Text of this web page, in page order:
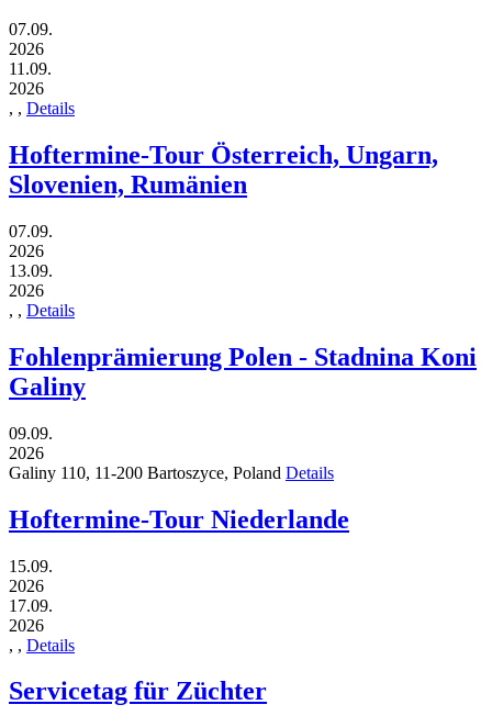
07.09.
2026
11.09.
2026
, , Details
Hoftermine-Tour Österreich, Ungarn,
Slovenien, Rumänien
07.09.
2026
13.09.
2026
, , Details
Fohlenprämierung Polen - Stadnina Koni
Galiny
09.09.
2026
Galiny 110, 11-200 Bartoszyce, Poland Details
Hoftermine-Tour Niederlande
15.09.
2026
17.09.
2026
, , Details
Servicetag für Züchter